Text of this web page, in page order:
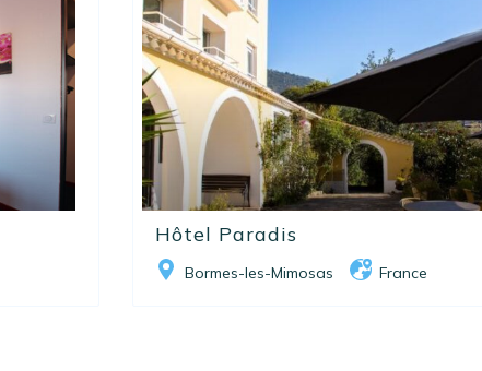
Hôtel Paradis
Bormes-les-Mimosas France